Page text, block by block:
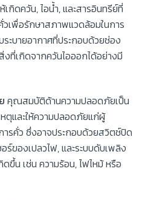
เกิดควัน, ไอน้ำ, และสารอินทรีย์ที่
เพื่อรักษาสภาพแวดล้อมในการ
ะบายอากาศที่ประกอบด้วยช่อง
งที่เกิดจากควันไอออกได้อย่างมี
คุณสมบัติด้านความปลอดภัยเป็น
ตุและให้ความปลอดภัยแก่ผู้
ารคั่ว ซึ่งอาจประกอบด้วยสวิตช์ปิด
ร์ของเปลวไฟ, และระบบดับเพลิง
ขึ้น เช่น ความร้อน, ไฟไหม้ หรือ